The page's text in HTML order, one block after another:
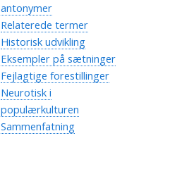
antonymer
Relaterede termer
Historisk udvikling
Eksempler på sætninger
Fejlagtige forestillinger
Neurotisk i
populærkulturen
Sammenfatning